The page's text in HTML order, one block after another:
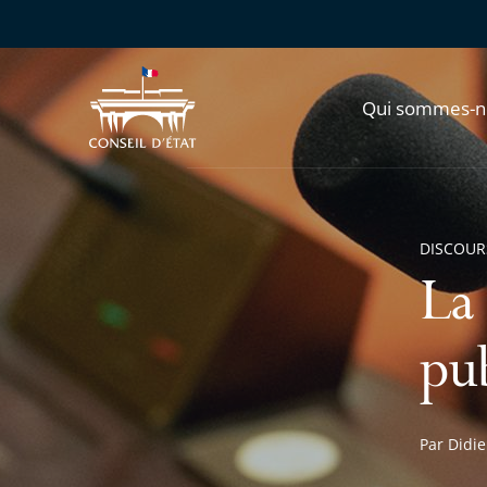
Qui sommes-
Par